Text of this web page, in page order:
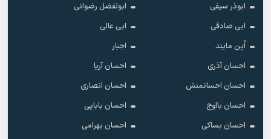
ابوذر سیفی
ابولفضل رضوانی
ابی صادقی
ابی عالی
اُپن مایند
اجبار
احسان آذری
احسان آریا
احسان احسانمنش
احسان انصاری
احسان بااوج
احسان بابایی
احسان بساکی
احسان بهرامی